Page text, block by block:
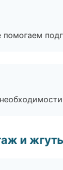
помогаем
и